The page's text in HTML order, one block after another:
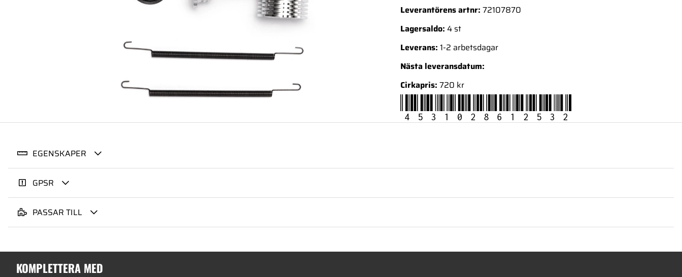
Leverantörens artnr: 72107870
Lagersaldo: 4 st
Leverans: 1-2 arbetsdagar
Nästa leveransdatum:
Cirkapris: 720 kr
4531028612532
EGENSKAPER
GPSR
PASSAR TILL
KOMPLETTERA MED